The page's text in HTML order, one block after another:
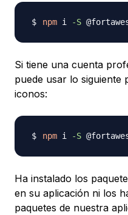
npm i -S
Si tiene una cuenta
puede usar lo siguiente
iconos:
npm i -S
Ha instalado los
en su aplicación ni los
paquetes de nuestra